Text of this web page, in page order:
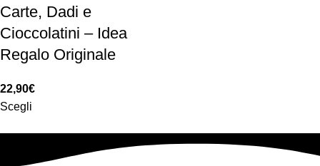
Carte, Dadi e
Cioccolatini – Idea
Regalo Originale
22,90€
Scegli